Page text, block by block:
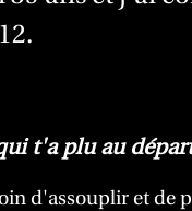
t'a plu au
d'assouplir et de